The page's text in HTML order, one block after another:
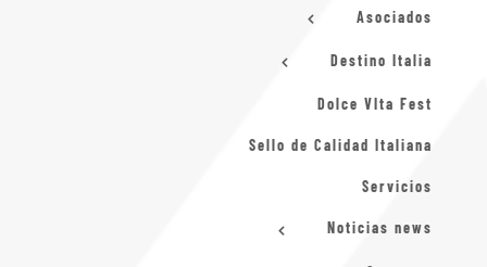
Asociados
Destino Italia
Dolce VIta Fest
Sello de Calidad Italiana
Servicios
Noticias news